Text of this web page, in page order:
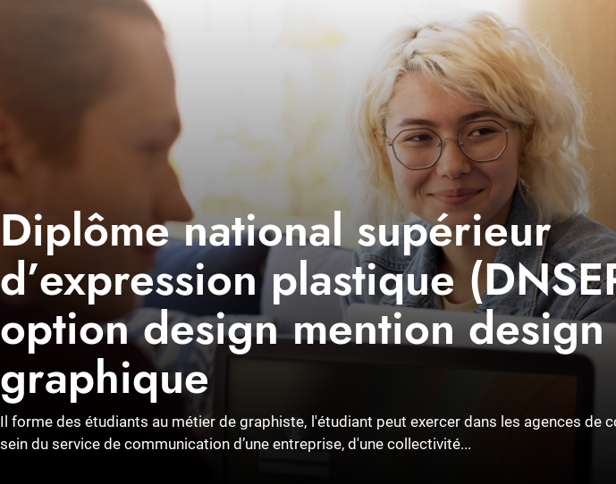
Diplôme national supérieur
d’expression plastique
option design mention design
graphique
Il forme des étudiants au métier de graphiste, l'étudiant peut exercer dans les agences de
sein du service de communication d’une entreprise, d'une collectivité...